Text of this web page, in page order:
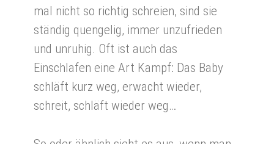
mal nicht so richtig schreien, sind sie
ständig quengelig, immer unzufrieden
und unruhig. Oft ist auch das
Einschlafen eine Art Kampf: Das Baby
schläft kurz weg, erwacht wieder,
schreit, schläft wieder weg…